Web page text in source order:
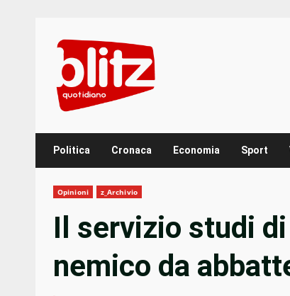
content
Politica Cronaca Economia Sport
Opinioni z_Archivio
Il servizio studi
nemico da